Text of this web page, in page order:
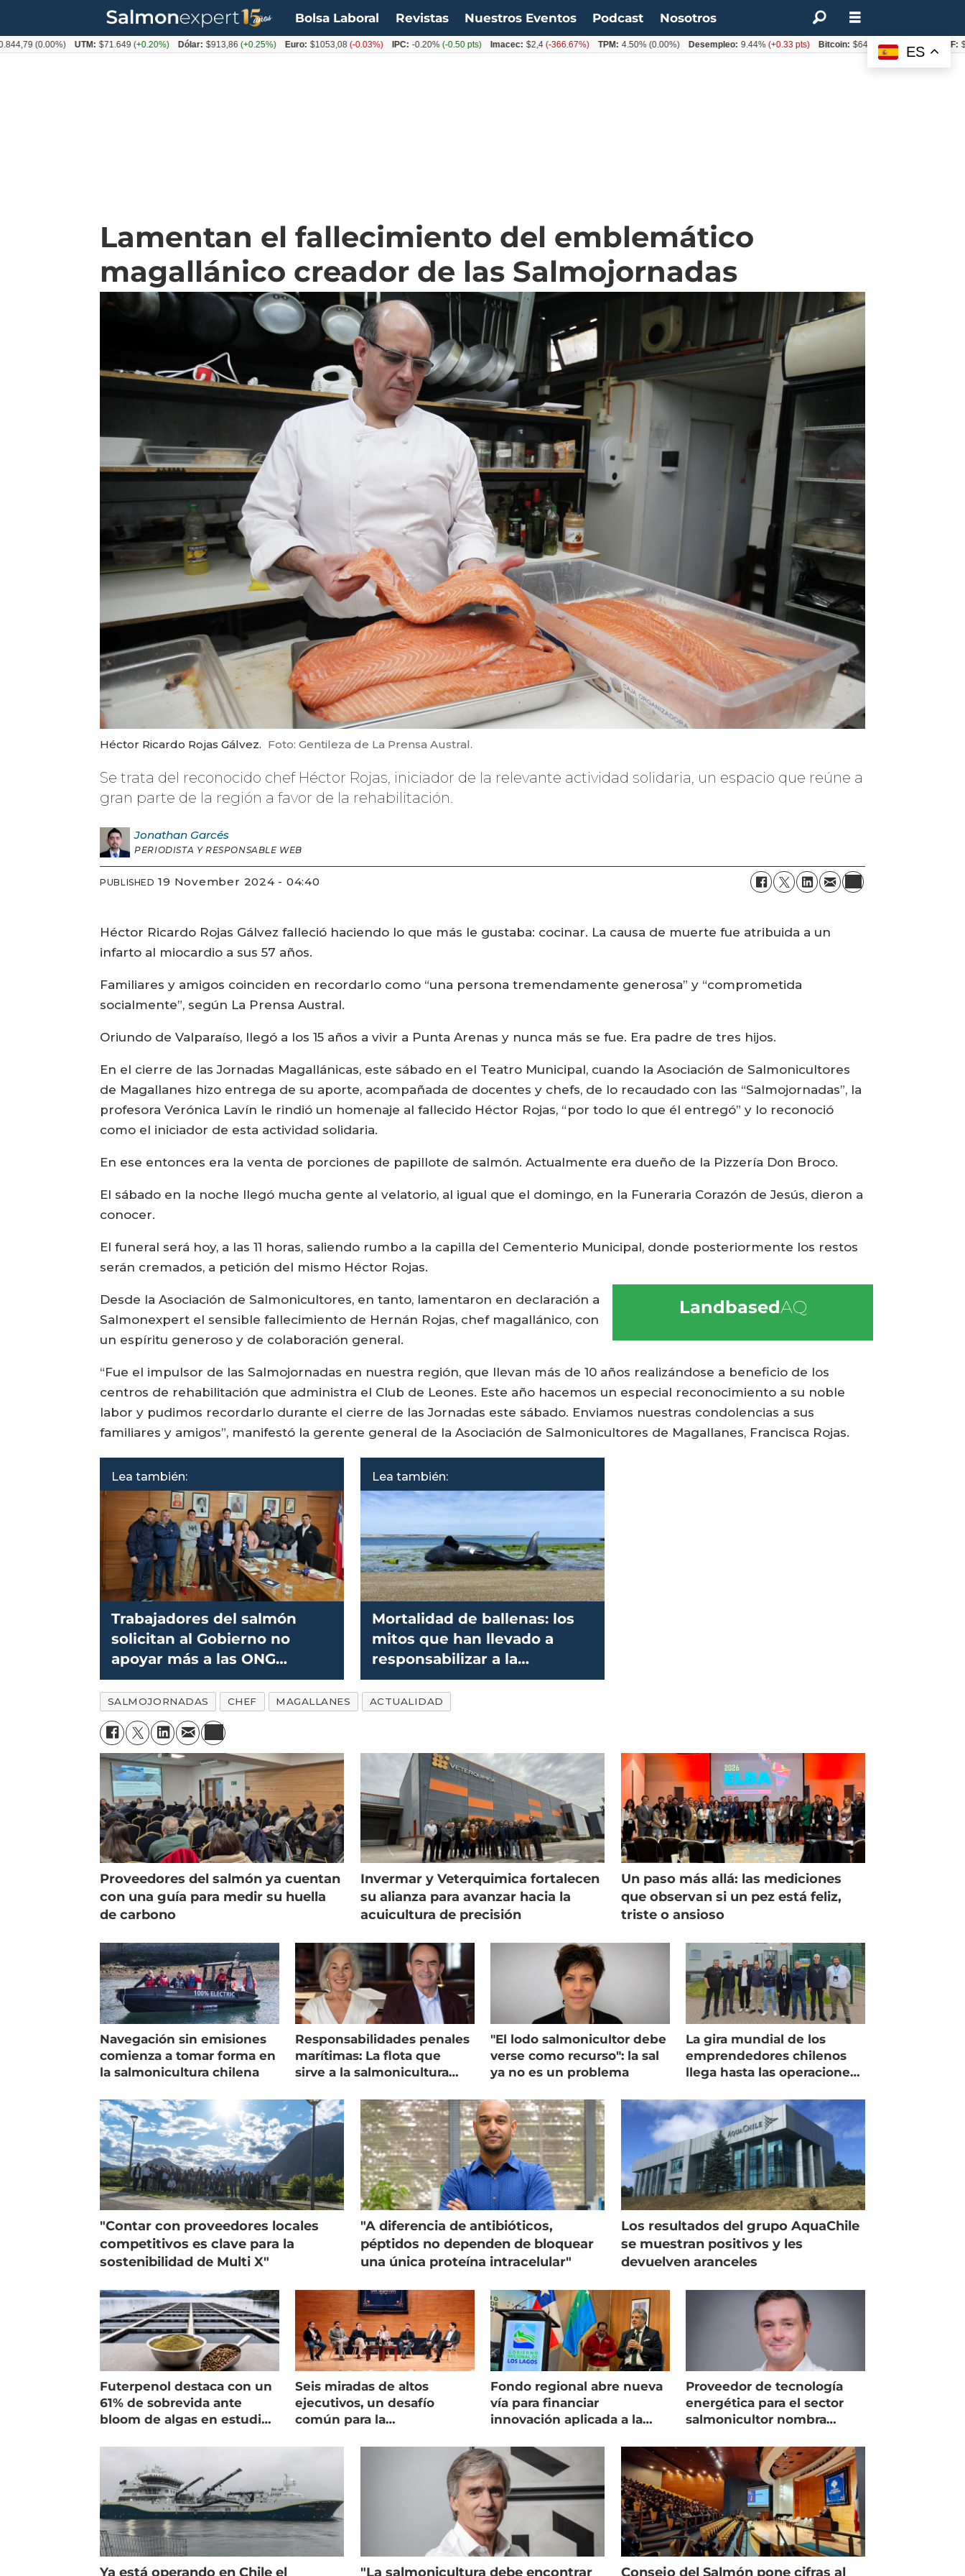
Bolsa Laboral Revistas Nuestros Eventos Podcast Nosotros
Lamentan el fallecimiento del emblemático
magallánico creador de las Salmojornadas
Héctor Ricardo Rojas Gálvez. Foto: Gentileza de La Prensa Austral.
Se trata del reconocido chef Héctor Rojas, iniciador de la relevante actividad solidaria, un espacio que reúne a
gran parte de la región a favor de la rehabilitación.
Jonathan Garcés
PERIODISTA Y RESPONSABLE WEB
PUBLISHED 19 November 2024 - 04:40
Héctor Ricardo Rojas Gálvez falleció haciendo lo que más le gustaba: cocinar. La causa de muerte fue atribuida a un
infarto al miocardio a sus 57 años.
Familiares y amigos coinciden en recordarlo como “una persona tremendamente generosa” y “comprometida
socialmente”, según La Prensa Austral.
Oriundo de Valparaíso, llegó a los 15 años a vivir a Punta Arenas y nunca más se fue. Era padre de tres hijos.
En el cierre de las Jornadas Magallánicas, este sábado en el Teatro Municipal, cuando la Asociación de Salmonicultores
de Magallanes hizo entrega de su aporte, acompañada de docentes y chefs, de lo recaudado con las “Salmojornadas”, la
profesora Verónica Lavín le rindió un homenaje al fallecido Héctor Rojas, “por todo lo que él entregó” y lo reconoció
como el iniciador de esta actividad solidaria.
En ese entonces era la venta de porciones de papillote de salmón. Actualmente era dueño de la Pizzería Don Broco.
El sábado en la noche llegó mucha gente al velatorio, al igual que el domingo, en la Funeraria Corazón de Jesús, dieron a
conocer.
El funeral será hoy, a las 11 horas, saliendo rumbo a la capilla del Cementerio Municipal, donde posteriormente los restos
serán cremados, a petición del mismo Héctor Rojas.
LandbasedAQ
Desde la Asociación de Salmonicultores, en tanto, lamentaron en declaración a
Salmonexpert el sensible fallecimiento de Hernán Rojas, chef magallánico, con
un espíritu generoso y de colaboración general.
“Fue el impulsor de las Salmojornadas en nuestra región, que llevan más de 10 años realizándose a beneficio de los
centros de rehabilitación que administra el Club de Leones. Este año hacemos un especial reconocimiento a su noble
labor y pudimos recordarlo durante el cierre de las Jornadas este sábado. Enviamos nuestras condolencias a sus
familiares y amigos”, manifestó la gerente general de la Asociación de Salmonicultores de Magallanes, Francisca Rojas.
Lea también:
Trabajadores del salmón
solicitan al Gobierno no
apoyar más a las ONG
ambientalistas
Lea también:
Mortalidad de ballenas: los
mitos que han llevado a
responsabilizar a la
salmonicultura
SALMOJORNADAS CHEF MAGALLANES ACTUALIDAD
Proveedores del salmón ya cuentan
con una guía para medir su huella
de carbono
Invermar y Veterquimica fortalecen
su alianza para avanzar hacia la
acuicultura de precisión
Un paso más allá: las mediciones
que observan si un pez está feliz,
triste o ansioso
Navegación sin emisiones
comienza a tomar forma en
la salmonicultura chilena
Responsabilidades penales
marítimas: La flota que
sirve a la salmonicultura
"El lodo salmonicultor debe
verse como recurso": la sal
ya no es un problema
La gira mundial de los
emprendedores chilenos
llega hasta las operaciones
"Contar con proveedores locales
competitivos es clave para la
sostenibilidad de Multi X"
"A diferencia de antibióticos,
péptidos no dependen de bloquear
una única proteína intracelular"
Los resultados del grupo AquaChile
se muestran positivos y les
devuelven aranceles
Futerpenol destaca con un
61% de sobrevida ante
bloom de algas en estudio
Seis miradas de altos
ejecutivos, un desafío
común para la
Fondo regional abre nueva
vía para financiar
innovación aplicada a la
Proveedor de tecnología
energética para el sector
salmonicultor nombra
Ya está operando en Chile el "La salmonicultura debe encontrar Consejo del Salmón pone cifras al
ES
(0.00%) UTM: $71.649(+0.20%) Dólar: $913,86(+0.25%) Euro: $1053,08 (-0.03%) IPC: -0.20% (-0.50 pts) Imacec: $2,4(-366.67%) TPM: 4.50%(0.00%) Desempleo: 9.44%(+0.33 pts) Bitcoin: $64.600,08 (+2.93%)